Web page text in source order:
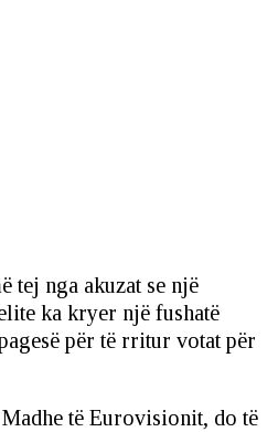
tej nga akuzat se një
ka kryer një fushatë
për të rritur votat për
të Eurovisionit, do të